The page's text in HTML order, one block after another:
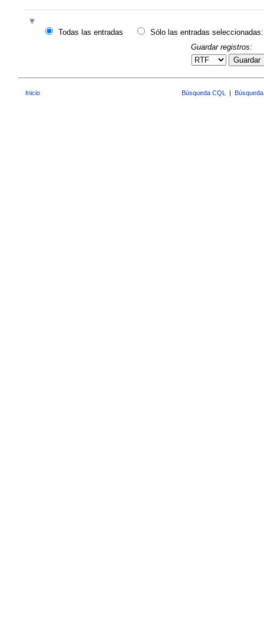
Todas las entradas
Sólo las entradas seleccionadas:
Guardar registros:
Guardar
Inicio Búsqueda CQL